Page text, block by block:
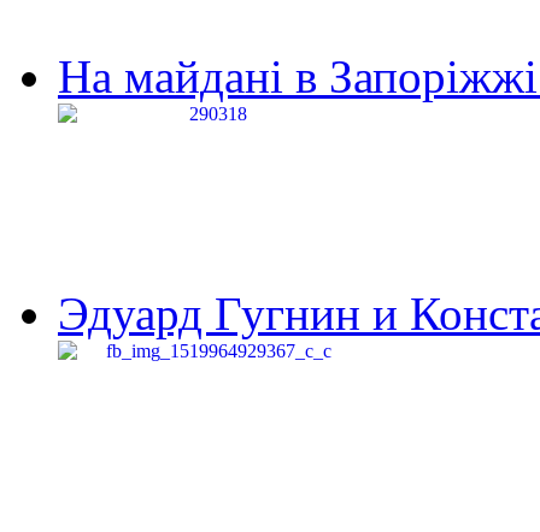
На майдані в
Эдуард Гугнин и